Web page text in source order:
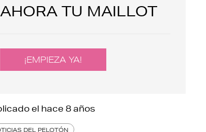
AHORA TU MAILLOT
¡EMPIEZA YA!
el hace 8 años
DEL PELOTÓN